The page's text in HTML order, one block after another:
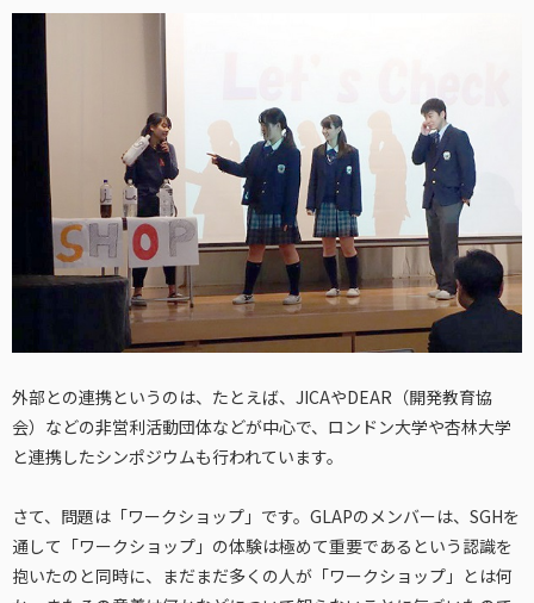
外部との連携というのは、たとえば、JICAやDEAR（開発教育協
会）などの非営利活動団体などが中心で、ロンドン大学や杏林大学
と連携したシンポジウムも行われています。
さて、問題は「ワークショップ」です。GLAPのメンバーは、SGHを
通して「ワークショップ」の体験は極めて重要であるという認識を
抱いたのと同時に、まだまだ多くの人が「ワークショップ」とは何